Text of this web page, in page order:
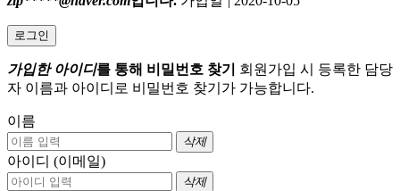
로그인
가입한 아이디를 통해 비밀번호 찾기
회원가입 시 등록한 담당
자 이름과 아이디로 비밀번호 찾기가 가능합니다.
이름
삭제
아이디 (이메일)
삭제